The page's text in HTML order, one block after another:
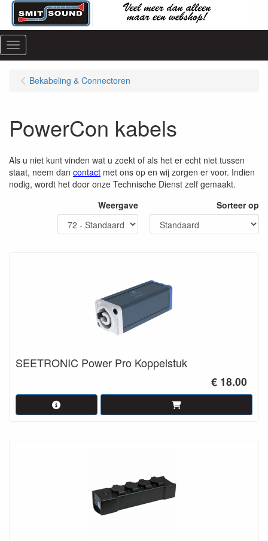
Menu
Bekabeling & Connectoren
PowerCon kabels
Als u niet kunt vinden wat u zoekt of als het er echt niet tussen
staat, neem dan contact met ons op en wij zorgen er voor. Indien
nodig, wordt het door onze Technische Dienst zelf gemaakt.
Weergave
Sorteer op
SEETRONIC Power Pro Koppelstuk
€ 18.00